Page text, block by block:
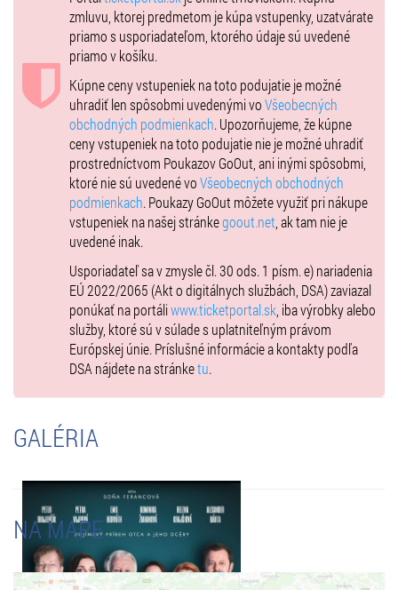
zmluvu, ktorej predmetom je kúpa vstupenky, uzatvárate
priamo s usporiadateľom, ktorého údaje sú uvedené
priamo v košíku.
Kúpne ceny vstupeniek na toto podujatie je možné
uhradiť len spôsobmi uvedenými voVšeobecných
obchodných podmienkach. Upozorňujeme, že kúpne
ceny vstupeniek na toto podujatie nie je možné uhradiť
prostredníctvom Poukazov GoOut, ani inými spôsobmi,
ktoré nie sú uvedené voVšeobecných obchodných
podmienkach. Poukazy GoOut môžete využiť pri nákupe
vstupeniek na našej stránkegoout.net , ak tam nie je
uvedené inak.
Usporiadateľ sa v zmysle čl. 30 ods. 1 písm. e) nariadenia
EÚ 2022/2065 (Akt o digitálnych službách, DSA) zaviazal
ponúkať na portáliwww.ticketportal.sk , iba výrobky alebo
služby, ktoré sú v súlade s uplatniteľným právom
Európskej únie. Príslušné informácie a kontakty podľa
DSA nájdete na stránketu.
GALÉRIA
NA MAPE